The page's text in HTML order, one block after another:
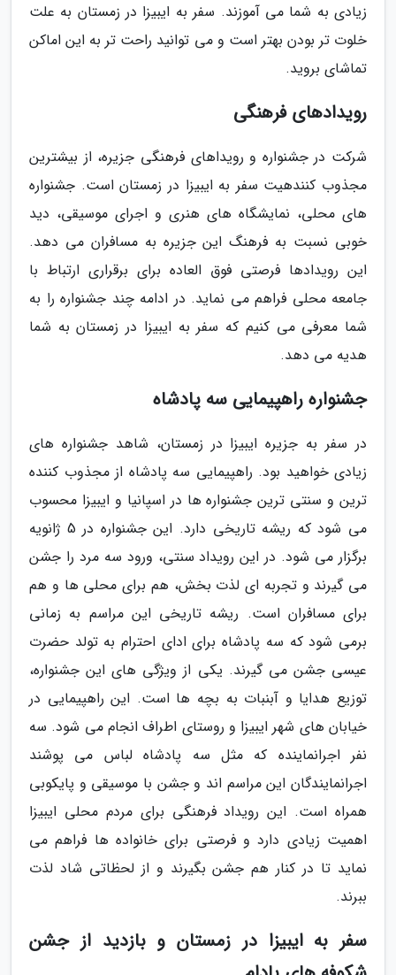
زیادی به شما می آموزند. سفر به ایبیزا در زمستان به علت
خلوت تر بودن بهتر است و می توانید راحت تر به این اماکن
تماشای بروید.
رویدادهای فرهنگی
شرکت در جشنواره و رویداهای فرهنگی جزیره، از بیشترین
مجذوب کنندهیت سفر به ایبیزا در زمستان است. جشنواره
های محلی، نمایشگاه های هنری و اجرای موسیقی، دید
خوبی نسبت به فرهنگ این جزیره به مسافران می دهد.
این رویدادها فرصتی فوق العاده برای برقراری ارتباط با
جامعه محلی فراهم می نماید. در ادامه چند جشنواره را به
شما معرفی می کنیم که سفر به ایبیزا در زمستان به شما
هدیه می دهد.
جشنواره راهپیمایی سه پادشاه
در سفر به جزیره ایبیزا در زمستان، شاهد جشنواره های
زیادی خواهید بود. راهپیمایی سه پادشاه از مجذوب کننده
ترین و سنتی ترین جشنواره ها در اسپانیا و ایبیزا محسوب
می شود که ریشه تاریخی دارد. این جشنواره در 5 ژانویه
برگزار می شود. در این رویداد سنتی، ورود سه مرد را جشن
می گیرند و تجربه ای لذت بخش، هم برای محلی ها و هم
برای مسافران است. ریشه تاریخی این مراسم به زمانی
برمی شود که سه پادشاه برای ادای احترام به تولد حضرت
عیسی جشن می گیرند. یکی از ویژگی های این جشنواره،
توزیع هدایا و آبنبات به بچه ها است. این راهپیمایی در
خیابان های شهر ایبیزا و روستای اطراف انجام می شود. سه
نفر اجرانماینده که مثل سه پادشاه لباس می پوشند
اجرانمایندگان این مراسم اند و جشن با موسیقی و پایکوبی
همراه است. این رویداد فرهنگی برای مردم محلی ایبیزا
اهمیت زیادی دارد و فرصتی برای خانواده ها فراهم می
نماید تا در کنار هم جشن بگیرند و از لحظاتی شاد لذت
ببرند.
سفر به ایبیزا در زمستان و بازدید از جشن